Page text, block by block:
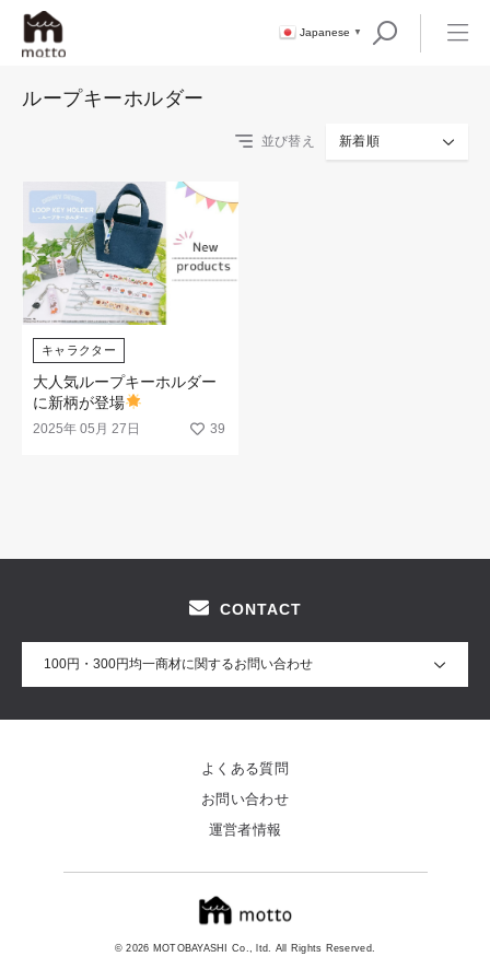
Japanese ▼
ループキーホルダー
並び替え 新着順
キャラクター
大人気ループキーホルダー
に新柄が登場
2025年 05月 27日 39
CONTACT
100円・300円均一商材に関するお問い合わせ
© 2026 MOTOBAYASHI Co., ltd. All Rights Reserved.
よくある質問
お問い合わせ
運営者情報